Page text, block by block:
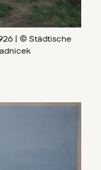
| © Städtische